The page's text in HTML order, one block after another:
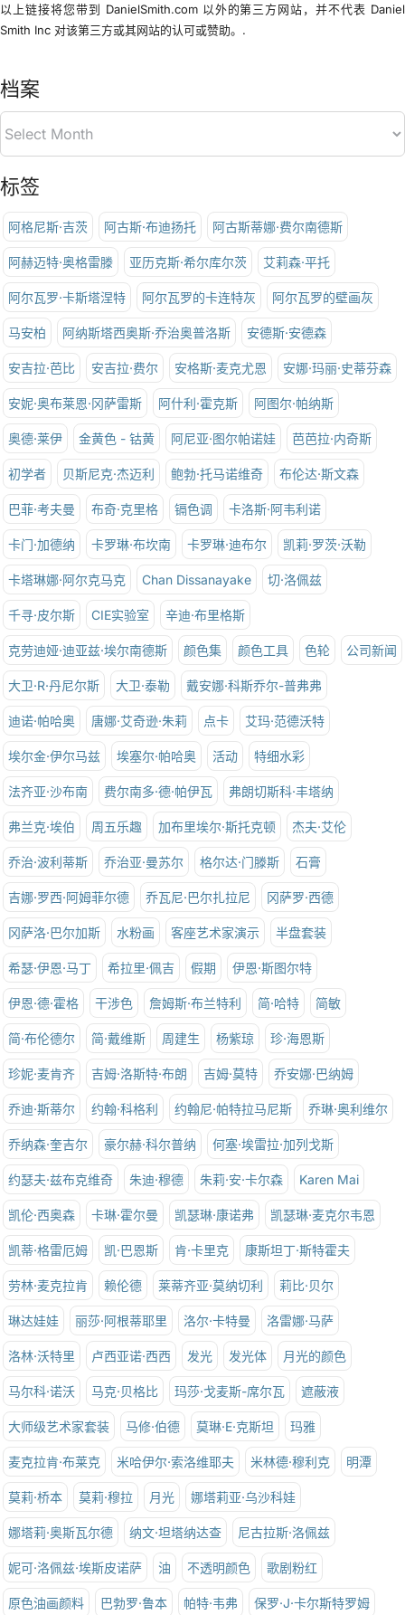
以上链接将您带到 DanielSmith.com 以外的第三方网站，并不代表 Daniel
Smith Inc 对该第三方或其网站的认可或赞助。.
档案
标签
阿格尼斯·吉茨 阿古斯·布迪扬托 阿古斯蒂娜·费尔南德斯
阿赫迈特·奥格雷滕 亚历克斯·希尔库尔茨 艾莉森·平托
阿尔瓦罗·卡斯塔涅特 阿尔瓦罗的卡连特灰 阿尔瓦罗的壁画灰
马安柏 阿纳斯塔西奥斯·乔治奥普洛斯 安德斯·安德森
安吉拉·芭比 安吉拉·费尔 安格斯·麦克尤恩 安娜·玛丽·史蒂芬森
安妮·奥布莱恩·冈萨雷斯 阿什利·霍克斯 阿图尔·帕纳斯
奥德·莱伊 金黄色 - 钴黄 阿尼亚·图尔帕诺娃 芭芭拉·内奇斯
初学者 贝斯尼克·杰迈利 鲍勃·托马诺维奇 布伦达·斯文森
巴菲·考夫曼 布奇·克里格 镉色调 卡洛斯·阿韦利诺
卡门·加德纳 卡罗琳·布坎南 卡罗琳·迪布尔 凯莉·罗茨·沃勒
卡塔琳娜·阿尔克马克 Chan Dissanayake 切·洛佩兹
千寻·皮尔斯 CIE实验室 辛迪·布里格斯
克劳迪娅·迪亚兹·埃尔南德斯 颜色集 颜色工具 色轮 公司新闻
大卫·R·丹尼尔斯 大卫·泰勒 戴安娜·科斯乔尔-普弗弗
迪诺·帕哈奥 唐娜·艾奇逊·朱莉 点卡 艾玛·范德沃特
埃尔金·伊尔马兹 埃塞尔·帕哈奥 活动 特细水彩
法齐亚·沙布南 费尔南多·德·帕伊瓦 弗朗切斯科·丰塔纳
弗兰克·埃伯 周五乐趣 加布里埃尔·斯托克顿 杰夫·艾伦
乔治·波利蒂斯 乔治亚·曼苏尔 格尔达·门滕斯 石膏
吉娜·罗西·阿姆菲尔德 乔瓦尼·巴尔扎拉尼 冈萨罗·西德
冈萨洛·巴尔加斯 水粉画 客座艺术家演示 半盘套装
希瑟·伊恩·马丁 希拉里·佩吉 假期 伊恩·斯图尔特
伊恩·德·霍格 干涉色 詹姆斯·布兰特利 简·哈特 简敏
简·布伦德尔 简·戴维斯 周建生 杨紫琼 珍·海恩斯
珍妮·麦肯齐 吉姆·洛斯特·布朗 吉姆·莫特 乔安娜·巴纳姆
乔迪·斯蒂尔 约翰·科格利 约翰尼·帕特拉马尼斯 乔琳·奥利维尔
乔纳森·奎吉尔 豪尔赫·科尔普纳 何塞·埃雷拉·加列戈斯
约瑟夫·兹布克维奇 朱迪·穆德 朱莉·安·卡尔森 Karen Mai
凯伦·西奥森 卡琳·霍尔曼 凯瑟琳·康诺弗 凯瑟琳·麦克尔韦恩
凯蒂·格雷厄姆 凯·巴恩斯 肯·卡里克 康斯坦丁·斯特霍夫
劳林·麦克拉肯 赖伦德 莱蒂齐亚·莫纳切利 莉比·贝尔
琳达娃娃 丽莎·阿根蒂耶里 洛尔·卡特曼 洛雷娜·马萨
洛林·沃特里 卢西亚诺·西西 发光 发光体 月光的颜色
马尔科·诺沃 马克·贝格比 玛莎·戈麦斯-席尔瓦 遮蔽液
大师级艺术家套装 马修·伯德 莫琳·E·克斯坦 玛雅
麦克拉肯·布莱克 米哈伊尔·索洛维耶夫 米林德·穆利克 明潭
莫莉·桥本 莫莉·穆拉 月光 娜塔莉亚·乌沙科娃
娜塔莉·奥斯瓦尔德 纳文·坦塔纳达查 尼古拉斯·洛佩兹
妮可·洛佩兹·埃斯皮诺萨 油 不透明颜色 歌剧粉红
原色油画颜料 巴勃罗·鲁本 帕特·韦弗 保罗·J·卡尔斯特罗姆